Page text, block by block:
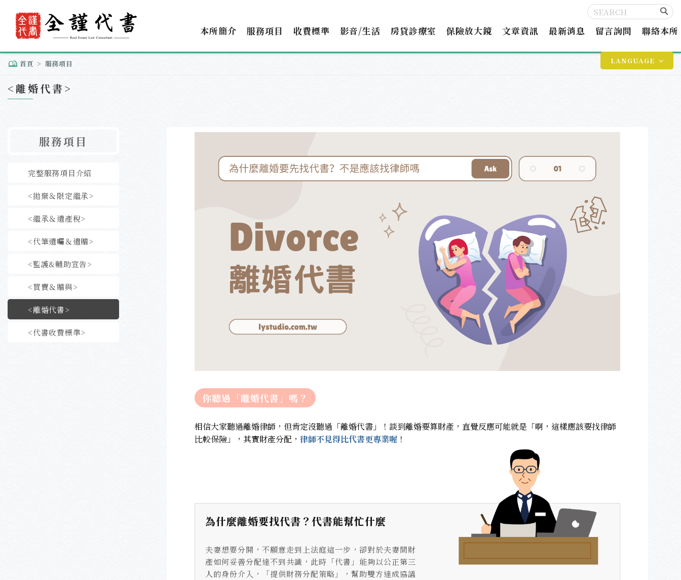
LANGUAGE
本所簡介 服務項目 收費標準 影音/生活 房貸診療室 保險放大鏡 文章資訊 最新消息 留言詢問 聯絡本所
首頁 服務項目
<離婚代書>
服務項目
完整服務項目介紹
<拋棄＆限定繼承>
<繼承＆遺產稅>
<代筆遺囑＆遺贈>
<監護&輔助宣告>
<買賣＆贈與>
<離婚代書>
<代書收費標準>
你聽過「離婚代書」嗎？
相信大家聽過離婚律師，但肯定沒聽過「離婚代書」！談到離婚要算財產，直覺反應可能就是「啊，這樣應該要找律師
比較保險」，其實財產分配， 律師不見得比代書更專業喔！
為什麼離婚要找代書？代書能幫忙什麼
夫妻想要分開，不願意走到上法庭這一步，卻對於夫妻間財
產如何妥善分配達不到共識，此時「代書」能夠以公正第三
人的身份介入，「提供財務分配策略」，幫助雙方達成協議